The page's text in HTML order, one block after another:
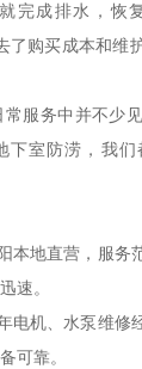
完成排水，恢
了购买成本和维
服务中并不少
下室防涝，我
本地直营，服务
速。
电机、水泵维修
可靠。